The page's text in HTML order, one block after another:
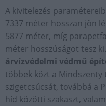
A kivitelezés
7337 méter hosszan jön
5877 méter, míg
méter hosszúságot tesz
árvízvédelmi védmű
többek közt a Mindszenty
szigetcsúcsát, továbbá a
híd közötti szakaszt,